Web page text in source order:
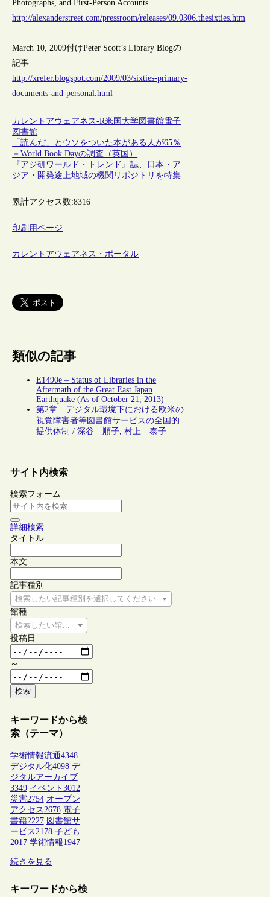
Photographs, and First-Person Accounts
http://alexanderstreet.com/pressroom/releases/09.0306.thesixties.htm
March 10, 2009付けPeter Scott’s Library Blogの
記事
http://xrefer.blogspot.com/2009/03/sixties-primary-
documents-and-personal.html
カレントアウェアネス-R米国 大学図書館電子
図書館
「読んだ」とウソをついた本がある人が65％
－World Book Dayの調査（英国）
『アジ研ワールド・トレンド』誌、日本・ア
ジア・開発途上地域の機関リポジトリを特集
累計アクセス数:8316
印刷用ページ
カレントアウェアネス・ポータル
類似の記事
E1490e – Status of Libraries in the
Aftermath of the Great East Japan
Earthquake (As of October 21, 2013)
第2章 デジタル環境下における欧米の
視覚障害者等図書館サービスの全国的
提供体制 / 深谷 順子, 村上 泰子
サイト内検索
検索フォーム
詳細検索
タイトル
本文
記事種別
検索したい記事種別を選択してください
館種
検索したい館種を選択してください
投稿日
～
検索
キーワードから検
索（テーマ）
学術情報流通4348
デジタル化4098 デ
ジタルアーカイブ
3349 イベント 3012
災害2754 オープン
アクセス 2678 電子
書籍2227 図書館サ
ービス 2178 子ども
2017 学術情報1947
続きを見る
キーワードから検